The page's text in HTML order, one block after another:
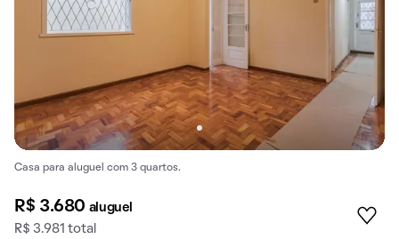
Casa para aluguel com 3 quartos.
R$ 3.680 aluguel
R$ 3.981 total